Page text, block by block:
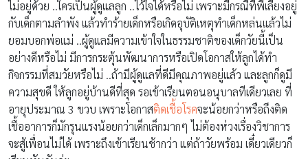
ไม่อยู่ด้วย ..ใครเป็นผู้ดูแลลูก ..ไว้ใจได้หรือไม่ เพราะมีกรณีที่พี่เลี้ยงอยู่
กับเด็กตามลำพัง แล้วทำร้ายเด็กหรือเกิดอุบัติเหตุทำเด็กหล่นแล้วไม่
ยอมบอกพ่อแม่ ..ผู้ดูแลมีความเข้าใจในธรรมชาติของเด็กวัยนี้เป็น
อย่างดีหรือไม่ มีการกระตุ้นพัฒนาการหรือเปิดโอกาสให้ลูกได้ทำ
กิจกรรมที่สมวัยหรือไม่ ..ถ้ามีผู้ดูแลที่ดีมีคุณภาพอยู่แล้ว และลูกก็ดูมี
ความสุขดี ให้ลูกอยู่บ้านดีที่สุด รอเข้าเรียนตอนอนุบาลทีเดียวเลย ที่
อายุประมาณ 3 ขวบ เพราะโอกาสติดเชื้อโรคจะน้อยกว่าหรือถึงติด
เชื้ออาการก็มักรุนแรงน้อยกว่าเด็กเล็กมากๆ ไม่ต้องห่วงเรื่องวิชาการ
จะสู้เพื่อนไม่ได้ เพราะถึงเข้าเรียนช้ากว่า แต่ถ้าวัยพร้อม เดี๋ยวเดียวก็